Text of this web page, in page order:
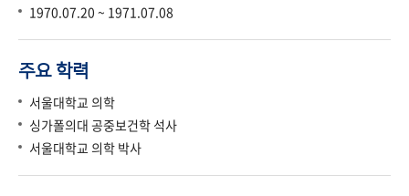
1970.07.20 ~ 1971.07.08
주요 학력
서울대학교 의학
싱가폴의대 공중보건학 석사
서울대학교 의학 박사